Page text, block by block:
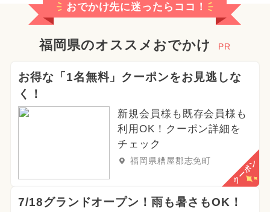
おでかけ先に迷ったらココ！
福岡県のオススメおでかけ PR
お得な「1名無料」クーポンをお見逃しな
く！
新規会員様も既存会員様も
利用OK！クーポン詳細を
チェック
福岡県糟屋郡志免町 クーポン
7/18グランドオープン！雨も暑さもOK！